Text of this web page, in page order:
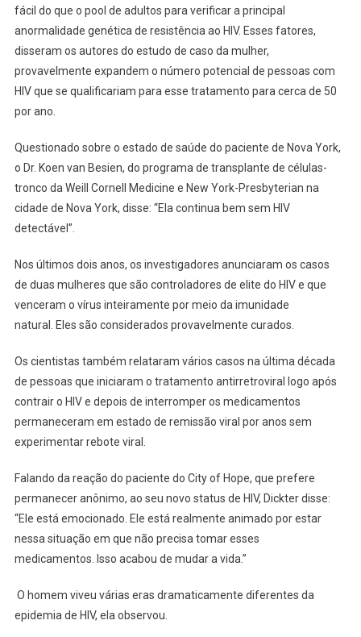
fácil do que o pool de adultos para verificar a principal
anormalidade genética de resistência ao HIV. Esses fatores,
disseram os autores do estudo de caso da mulher,
provavelmente expandem o número potencial de pessoas com
HIV que se qualificariam para esse tratamento para cerca de 50
por ano.
Questionado sobre o estado de saúde do paciente de Nova York,
o Dr. Koen van Besien, do programa de transplante de células-
tronco da Weill Cornell Medicine e New York-Presbyterian na
cidade de Nova York, disse: “Ela continua bem sem HIV
detectável”.
Nos últimos dois anos, os investigadores anunciaram os casos
de duas mulheres que são controladores de elite do HIV e que
venceram o vírus inteiramente por meio da imunidade
natural. Eles são considerados provavelmente curados.
Os cientistas também relataram vários casos na última década
de pessoas que iniciaram o tratamento antirretroviral logo após
contrair o HIV e depois de interromper os medicamentos
permaneceram em estado de remissão viral por anos sem
experimentar rebote viral.
Falando da reação do paciente do City of Hope, que prefere
permanecer anônimo, ao seu novo status de HIV, Dickter disse:
“Ele está emocionado. Ele está realmente animado por estar
nessa situação em que não precisa tomar esses
medicamentos. Isso acabou de mudar a vida.”
O homem viveu várias eras dramaticamente diferentes da
epidemia de HIV, ela observou.